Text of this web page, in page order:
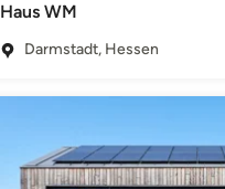
Haus WM
Darmstadt, Hessen